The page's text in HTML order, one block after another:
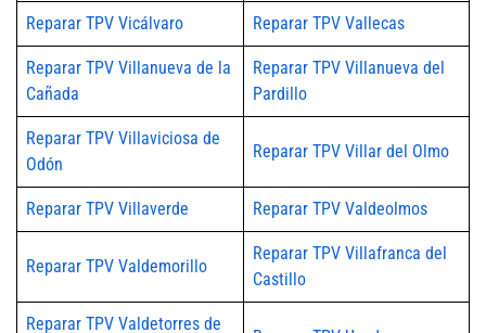
Reparar TPV Vicálvaro Reparar TPV Vallecas
Reparar TPV Villanueva de la
Cañada
Reparar TPV Villanueva del
Pardillo
Reparar TPV Villaviciosa de
Odón
Reparar TPV Villar del Olmo
Reparar TPV Villaverde Reparar TPV Valdeolmos
Reparar TPV Valdemorillo
Reparar TPV Villafranca del
Castillo
Reparar TPV Valdetorres de